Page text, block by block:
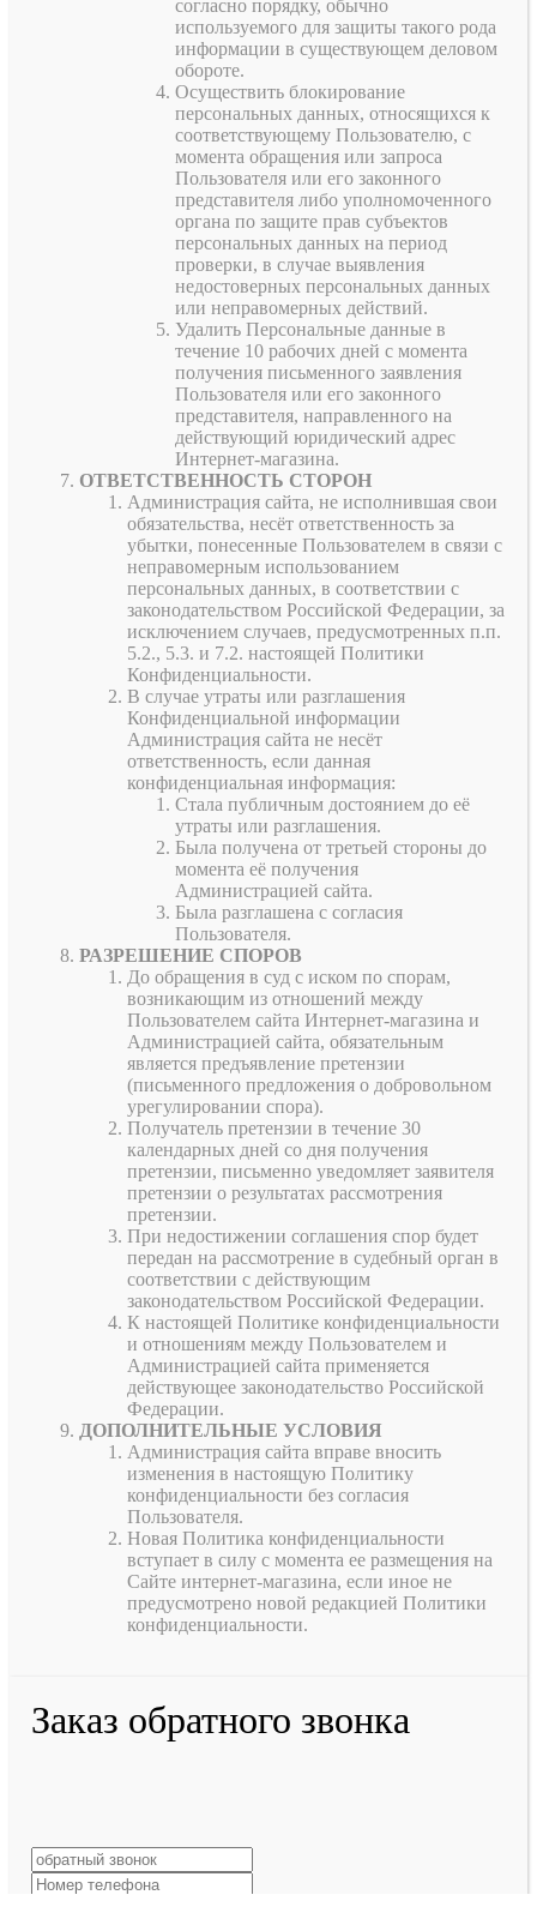
согласно порядку, обычно
используемого для защиты такого рода
информации в существующем деловом
обороте.
Осуществить блокирование
персональных данных, относящихся к
соответствующему Пользователю, с
момента обращения или запроса
Пользователя или его законного
представителя либо уполномоченного
органа по защите прав субъектов
персональных данных на период
проверки, в случае выявления
недостоверных персональных данных
или неправомерных действий.
Удалить Персональные данные в
течение 10 рабочих дней с момента
получения письменного заявления
Пользователя или его законного
представителя, направленного на
действующий юридический адрес
Интернет-магазина.
ОТВЕТСТВЕННОСТЬ СТОРОН
Администрация сайта, не исполнившая свои
обязательства, несёт ответственность за
убытки, понесенные Пользователем в связи с
неправомерным использованием
персональных данных, в соответствии с
законодательством Российской Федерации, за
исключением случаев, предусмотренных п.п.
5.2., 5.3. и 7.2. настоящей Политики
Конфиденциальности.
В случае утраты или разглашения
Конфиденциальной информации
Администрация сайта не несёт
ответственность, если данная
конфиденциальная информация:
Стала публичным достоянием до её
утраты или разглашения.
Была получена от третьей стороны до
момента её получения
Администрацией сайта.
Была разглашена с согласия
Пользователя.
РАЗРЕШЕНИЕ СПОРОВ
До обращения в суд с иском по спорам,
возникающим из отношений между
Пользователем сайта Интернет-магазина и
Администрацией сайта, обязательным
является предъявление претензии
(письменного предложения о добровольном
урегулировании спора).
Получатель претензии в течение 30
календарных дней со дня получения
претензии, письменно уведомляет заявителя
претензии о результатах рассмотрения
претензии.
При недостижении соглашения спор будет
передан на рассмотрение в судебный орган в
соответствии с действующим
законодательством Российской Федерации.
К настоящей Политике конфиденциальности
и отношениям между Пользователем и
Администрацией сайта применяется
действующее законодательство Российской
Федерации.
ДОПОЛНИТЕЛЬНЫЕ УСЛОВИЯ
Администрация сайта вправе вносить
изменения в настоящую Политику
конфиденциальности без согласия
Пользователя.
Новая Политика конфиденциальности
вступает в силу с момента ее размещения на
Сайте интернет-магазина, если иное не
предусмотрено новой редакцией Политики
конфиденциальности.
Заказ обратного звонка